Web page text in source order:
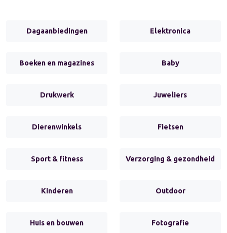
Dagaanbiedingen Elektronica
Boeken en magazines Baby
Drukwerk Juweliers
Dierenwinkels Fietsen
Sport & fitness Verzorging & gezondheid
Kinderen Outdoor
Huis en bouwen Fotografie